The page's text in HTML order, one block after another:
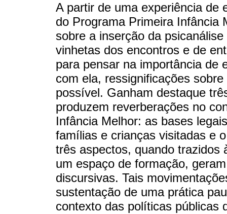
A partir de uma experiência de
do Programa Primeira Infância
sobre a inserção da
vinhetas dos encontros e de
para pensar na importância de
com ela, ressignificações
possível. Ganham destaque
produzem reverberações no
Infância Melhor: as bases
famílias e crianças visitadas e
três aspectos, quando trazidos
um espaço de formação,
discursivas. Tais
sustentação de uma prática
contexto das políticas públicas